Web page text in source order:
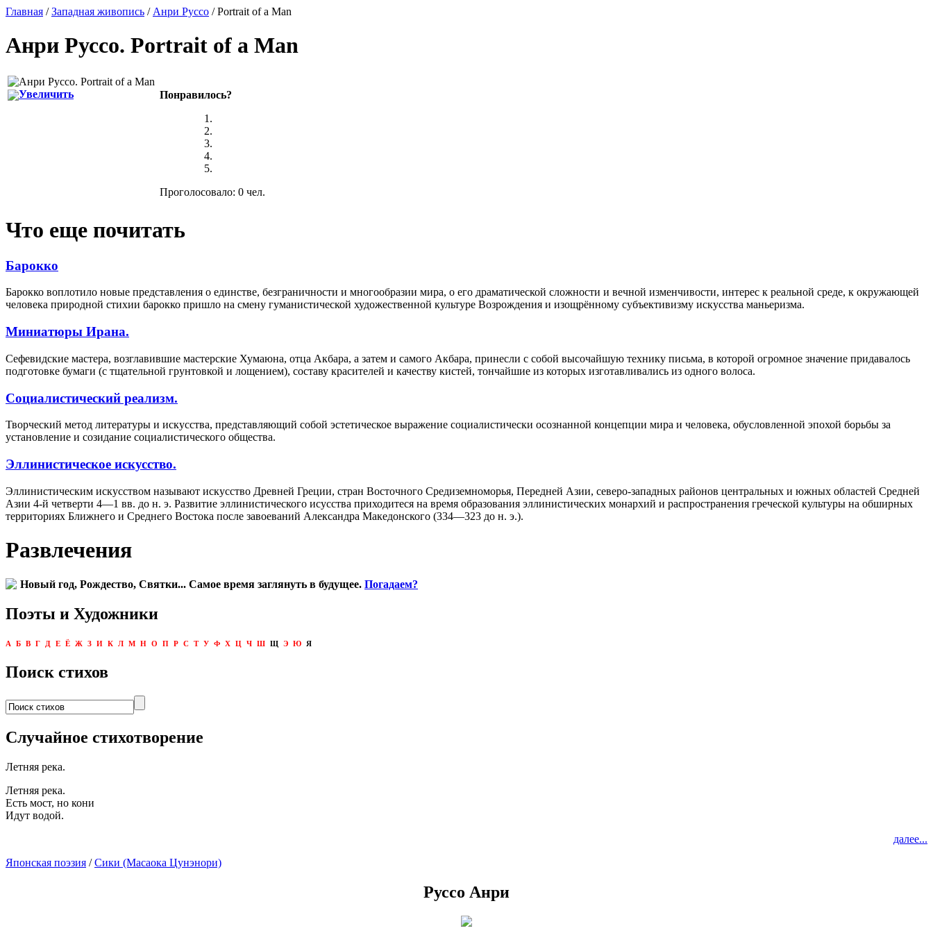
Главная /Западная живопись / Анри Руссо / Portrait of a Man
Анри Руссо. Portrait of a Man
Увеличить Понравилось?
Проголосовало: 0 чел.
Что еще почитать
Барокко
Барокко воплотило новые представления о единстве, безграничности и многообразии мира, о его драматической сложности и вечной изменчивости, интерес к реальной среде, к окружающей
человека природной стихии барокко пришло на смену гуманистической художественной культуре Возрождения и изощрённому субъективизму искусства маньеризма.
Миниатюры Ирана.
Сефевидские мастера, возглавившие мастерские Хумаюна, отца Акбара, а затем и самого Акбара, принесли с собой высочайшую технику письма, в которой огромное значение придавалось
подготовке бумаги (с тщательной грунтовкой и лощением), составу красителей и качеству кистей, тончайшие из которых изготавливались из одного волоса.
Социалистический реализм.
Творческий метод литературы и искусства, представляющий собой эстетическое выражение социалистически осознанной концепции мира и человека, обусловленной эпохой борьбы за
установление и созидание социалистического общества.
Эллинистическое искусство.
Эллинистическим искусством называют искусство Древней Греции, стран Восточного Средиземноморья, Передней Азии, северо-западных районов центральных и южных областей Средней
Азии 4-й четверти 4—1 вв. до н. э. Развитие эллинистического исусства приходитеся на время образования эллинистических монархий и распространения греческой культуры на обширных
территориях Ближнего и Среднего Востока после завоеваний Александра Македонского (334—323 до н. э.).
Развлечения
Новый год, Рождество, Святки... Самое время заглянуть в будущее. Погадаем?
Поэты и Художники
А Б В Г Д Е Ё Ж З И К Л М Н О П Р С Т У Ф Х Ц Ч Ш Щ Э Ю Я
Поиск стихов
Случайное стихотворение
Летняя река.
Летняя река.
Есть мост, но кони
Идут водой.
далее...
Японская поэзия /Сики (Масаока Цунэнори)
Руссо Анри